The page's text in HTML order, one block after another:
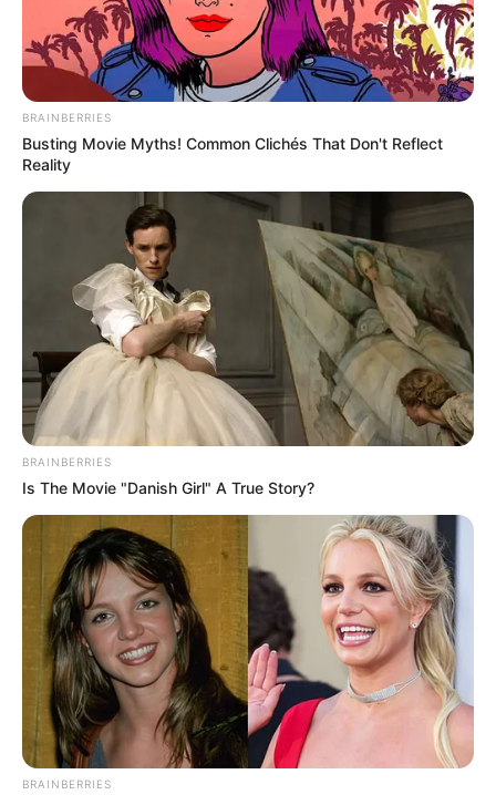
BRAINBERRIES
Busting Movie Myths! Common Clichés That Don't Reflect
Reality
BRAINBERRIES
Is The Movie "Danish Girl" A True Story?
BRAINBERRIES